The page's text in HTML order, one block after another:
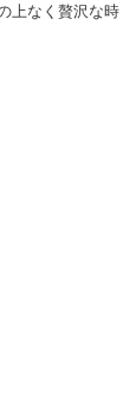
上なく贅沢な時